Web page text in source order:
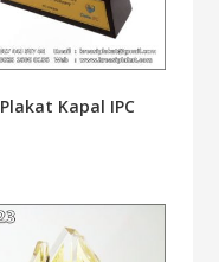
Plakat Kapal IPC